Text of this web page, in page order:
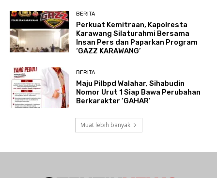
BERITA
Perkuat Kemitraan, Kapolresta
Karawang Silaturahmi Bersama
Insan Pers dan Paparkan Program
‘GAZZ KARAWANG’
BERITA
Maju Pilbpd Walahar, Sihabudin
Nomor Urut 1 Siap Bawa Perubahan
Berkarakter ‘GAHAR’
Muat lebih banyak